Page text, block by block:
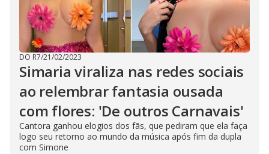
DO R7/21/02/2023
Simaria viraliza nas redes sociais
ao relembrar fantasia ousada
com flores: 'De outros Carnavais'
Cantora ganhou elogios dos fãs, que pediram que ela faça
logo seu retorno ao mundo da música após fim da dupla
com Simone